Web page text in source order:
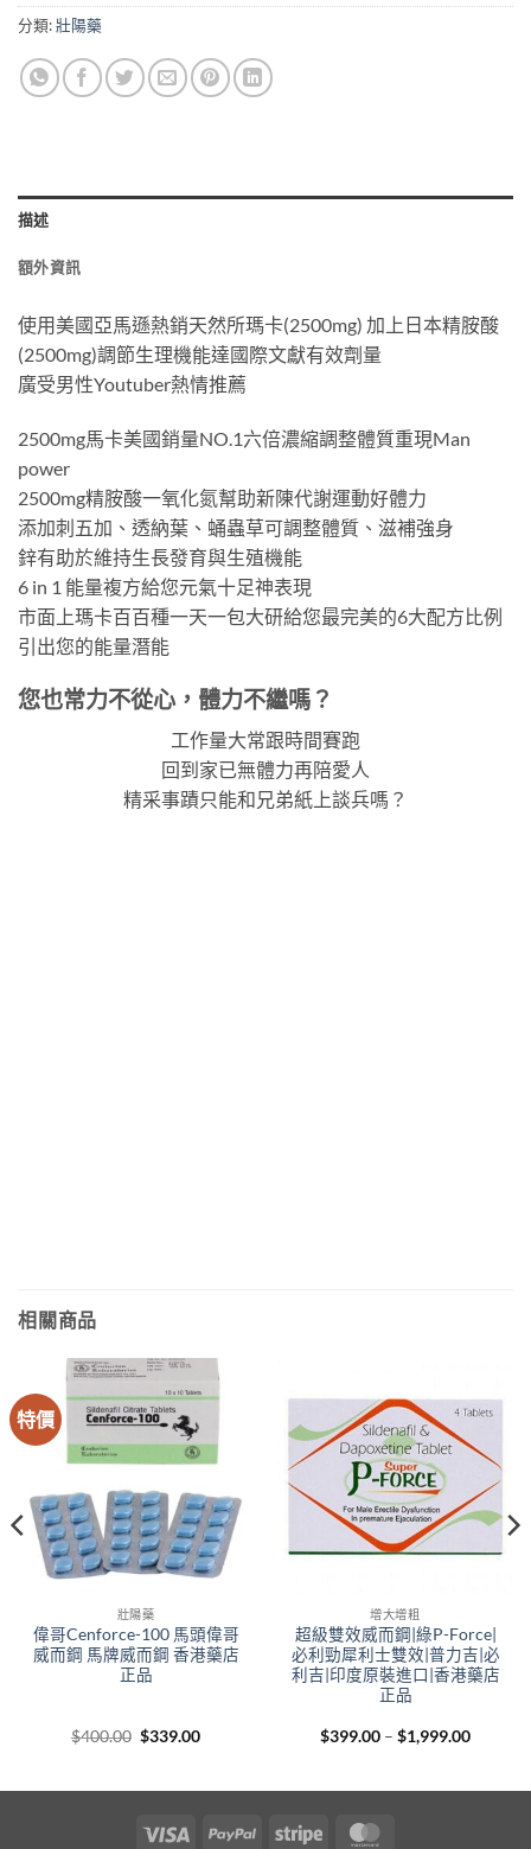
分類:壯陽藥
描述
額外資訊
使用美國亞馬遜熱銷天然所瑪卡(2500mg) 加上日本精胺酸
(2500mg)調節生理機能達國際文獻有效劑量
廣受男性Youtuber熱情推薦
2500mg馬卡美國銷量NO.1六倍濃縮調整體質重現Man
power
2500mg精胺酸一氧化氮幫助新陳代謝運動好體力
添加刺五加、透納葉、蛹蟲草可調整體質、滋補強身
鋅有助於維持生長發育與生殖機能
6 in 1 能量複方給您元氣十足神表現
市面上瑪卡百百種一天一包大研給您最完美的6大配方比例
引出您的能量潛能
您也常力不從心，體力不繼嗎？
工作量大常跟時間賽跑
回到家已無體力再陪愛人
精采事蹟只能和兄弟紙上談兵嗎？
相關商品
特價
壯陽藥
偉哥Cenforce-100 馬頭偉哥
威而鋼 馬牌威而鋼 香港藥店
正品
$400.00 Original
$339.00Current
增大增粗
超級雙效威而鋼|綠P-Force|
必利勁犀利士雙效|普力吉|必
利吉|印度原裝進口|香港藥店
正品
$399.00 – $1,999.00Price
Visa PayPal Stripe